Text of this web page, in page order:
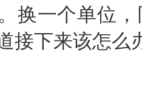
换一个单位
接下来该怎么